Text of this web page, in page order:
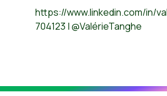
https://www.linkedin.com/in/
704123 | @ValérieTanghe